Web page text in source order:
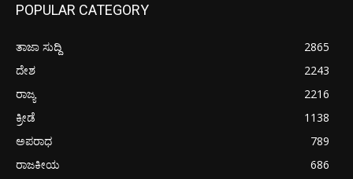
POPULAR CATEGORY
ತಾಜಾ ಸುದ್ದಿ
2865
ದೇಶ
2243
ರಾಜ್ಯ
2216
ಕ್ರೀಡೆ
1138
ಅಪರಾಧ
789
ರಾಜಕೀಯ
686